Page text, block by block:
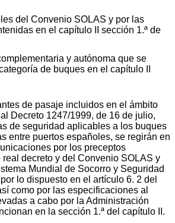
del Convenio SOLAS y por las
en el capítulo II sección 1.ª de
y autónoma que se
de buques en el capítulo II
de pasaje incluidos en el ámbito
Decreto 1247/1999, de 16 de julio,
de seguridad aplicables a los buques
entre puertos españoles, se regirán en
por los preceptos
decreto y del Convenio SOLAS y
Mundial de Socorro y Seguridad
lo dispuesto en el artículo 6. 2 del
como por las especificaciones al
a cabo por la Administración
en la sección 1.ª del capítulo II.